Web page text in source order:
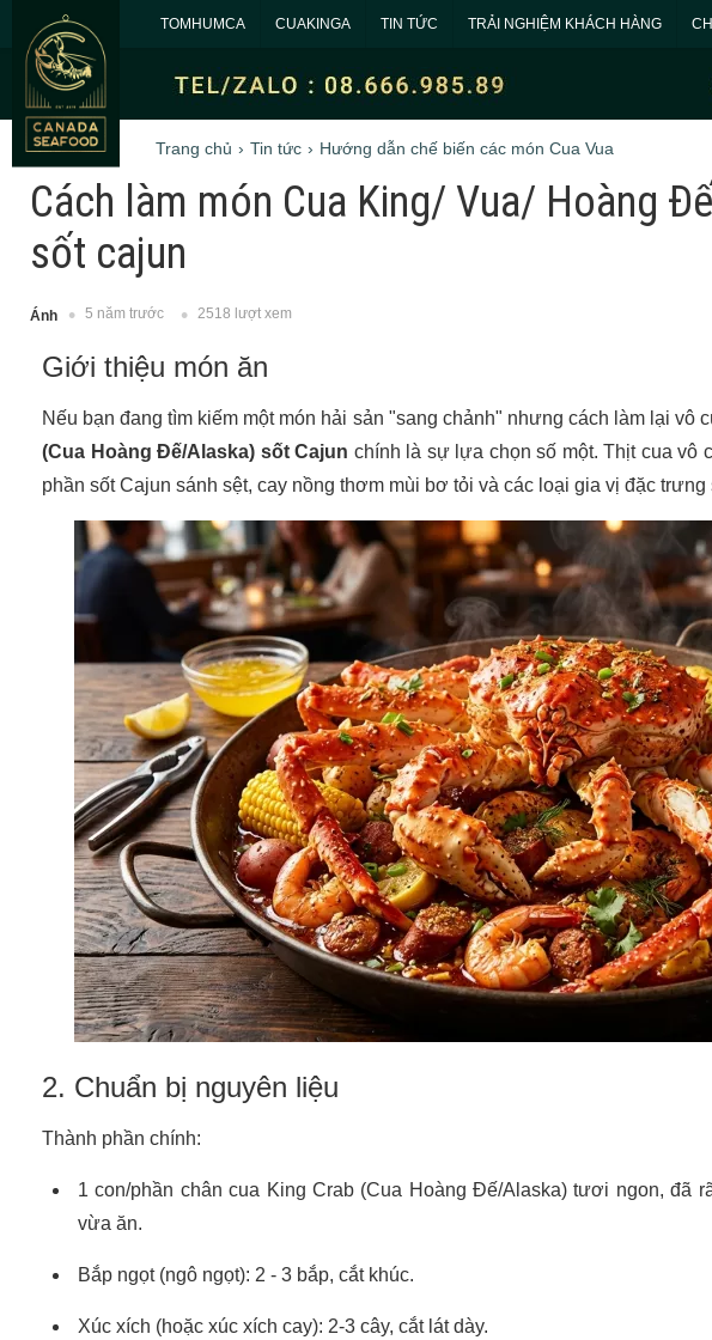
TOMHUMCA CUAKINGA TIN TỨC TRẢI NGHIỆM KHÁCH HÀNG
Trang chủ Tin tức Hướng dẫn chế biến các món Cua Vua
Cách làm món Cua King/ Vua/ Hoàng
sốt cajun
Ánh 5 năm trước 2518 lượt xem
Giới thiệu món ăn
Nếu bạn đang tìm kiếm một món hải sản "sang chảnh" nhưng cách làm lại vô
(Cua Hoàng Đế/Alaska) sốt Cajun chính là sự lựa chọn số một. Thịt cua vô
phần sốt Cajun sánh sệt, cay nồng thơm mùi bơ tỏi và các loại gia vị đặc
2. Chuẩn bị nguyên liệu
Thành phần chính:
1 con/phần chân cua King Crab (Cua Hoàng Đế/Alaska) tươi ngon, đã
vừa ăn.
Bắp ngọt (ngô ngọt): 2 - 3 bắp, cắt khúc.
Xúc xích (hoặc xúc xích cay): 2-3 cây, cắt lát dày.